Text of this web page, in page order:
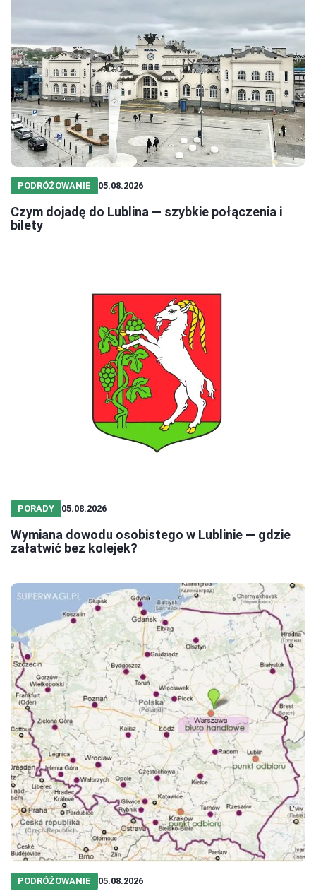
PODRÓŻOWANIE 05.08.2026
Czym dojadę do Lublina — szybkie połączenia i
bilety
PORADY 05.08.2026
Wymiana dowodu osobistego w Lublinie — gdzie
załatwić bez kolejek?
PODRÓŻOWANIE 05.08.2026